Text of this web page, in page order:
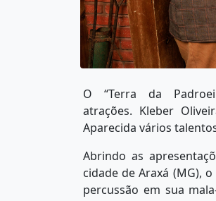
O “Terra da
atrações. Kleber
Aparecida vários
Abrindo as
cidade de Araxá (MG),
percussão em sua